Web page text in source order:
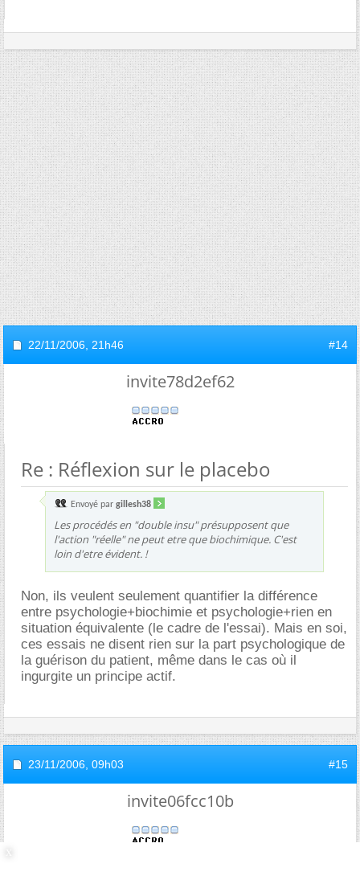
22/11/2006, 21h46 #14
invite78d2ef62
Re : Réflexion sur le placebo
Envoyé par gillesh38
Les procédés en "double insu" présupposent que
l'action "réelle" ne peut etre que biochimique. C'est
loin d'etre évident. !
Non, ils veulent seulement quantifier la différence
entre psychologie+biochimie et psychologie+rien en
situation équivalente (le cadre de l'essai). Mais en soi,
ces essais ne disent rien sur la part psychologique de
la guérison du patient, même dans le cas où il
ingurgite un principe actif.
23/11/2006, 09h03 #15
invite06fcc10b